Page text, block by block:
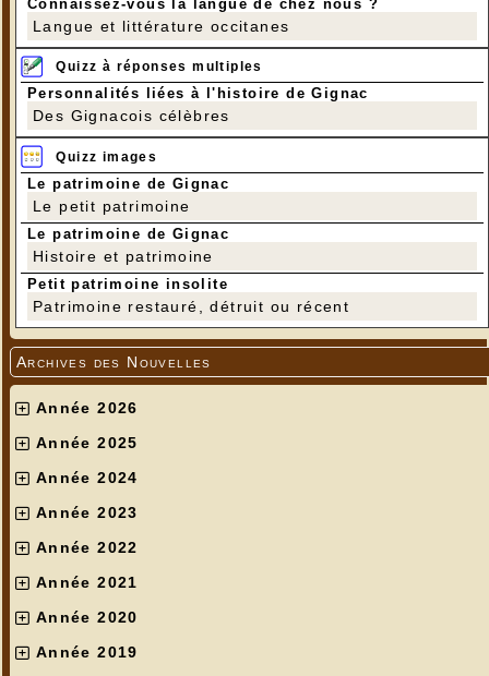
Connaissez-vous la langue de chez nous ?
Langue et littérature occitanes
Quizz à réponses multiples
Personnalités liées à l'histoire de Gignac
Des Gignacois célèbres
Quizz images
Le patrimoine de Gignac
Le petit patrimoine
Le patrimoine de Gignac
Histoire et patrimoine
Petit patrimoine insolite
Patrimoine restauré, détruit ou récent
Archives des Nouvelles
Année 2026
Année 2025
Année 2024
Année 2023
Année 2022
Année 2021
Année 2020
Année 2019